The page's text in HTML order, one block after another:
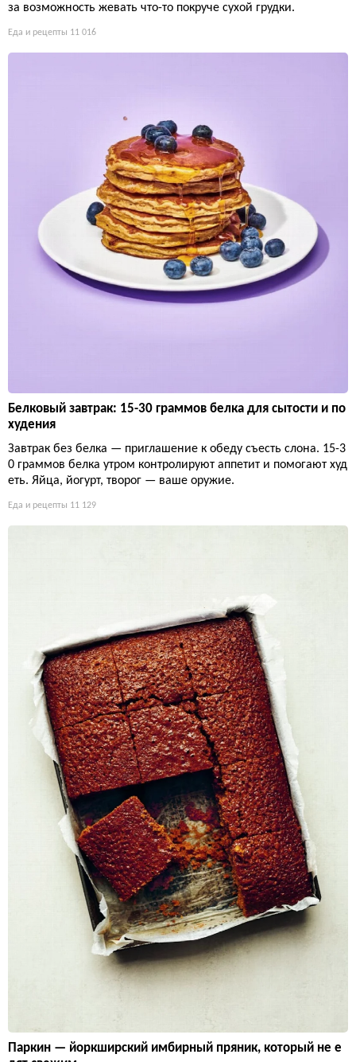
за возможность жевать что-то покруче сухой грудки.
Еда и рецепты 11 016
Белковый завтрак: 15-30 граммов белка для сытости и по
худения
Завтрак без белка — приглашение к обеду съесть слона. 15-3
0 граммов белка утром контролируют аппетит и помогают худ
еть. Яйца, йогурт, творог — ваше оружие.
Еда и рецепты 11 129
Паркин — йоркширский имбирный пряник, который не е